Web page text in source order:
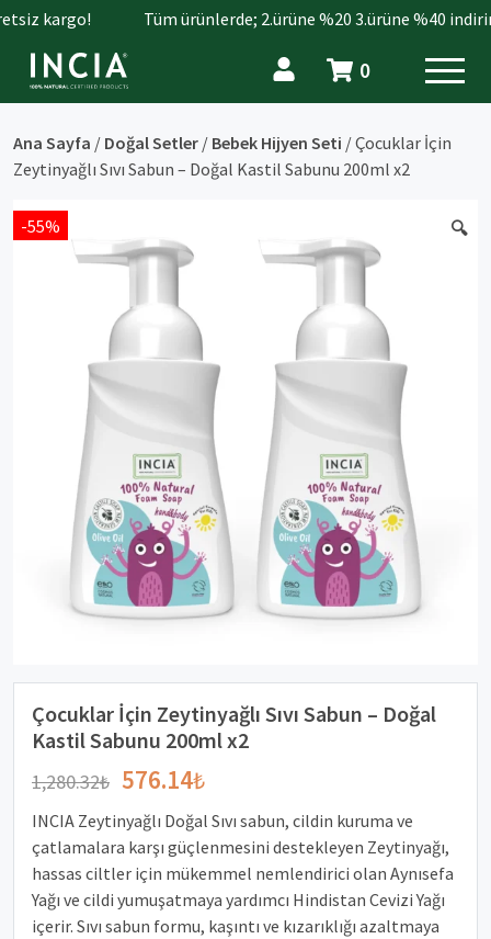
kargo! Tüm ürünlerde; 2.ürüne %20 3.ürüne %40 indirim.
0
Ana Sayfa / Doğal Setler / Bebek Hijyen Seti / Çocuklar İçin
Zeytinyağlı Sıvı Sabun – Doğal Kastil Sabunu 200ml x2
-55% 🔍
Çocuklar İçin Zeytinyağlı Sıvı Sabun – Doğal
Kastil Sabunu 200ml x2
1,280.32₺ 576.14₺
INCIA Zeytinyağlı Doğal Sıvı sabun, cildin kuruma ve
çatlamalara karşı güçlenmesini destekleyen Zeytinyağı,
hassas ciltler için mükemmel nemlendirici olan Aynısefa
Yağı ve cildi yumuşatmaya yardımcı Hindistan Cevizi Yağı
içerir. Sıvı sabun formu, kaşıntı ve kızarıklığı azaltmaya